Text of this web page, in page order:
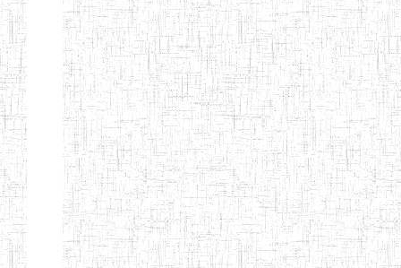
Arrondissement
Denomination Création Type Nature
GTTC KUMBO 14/07/2001 ENIEG Public